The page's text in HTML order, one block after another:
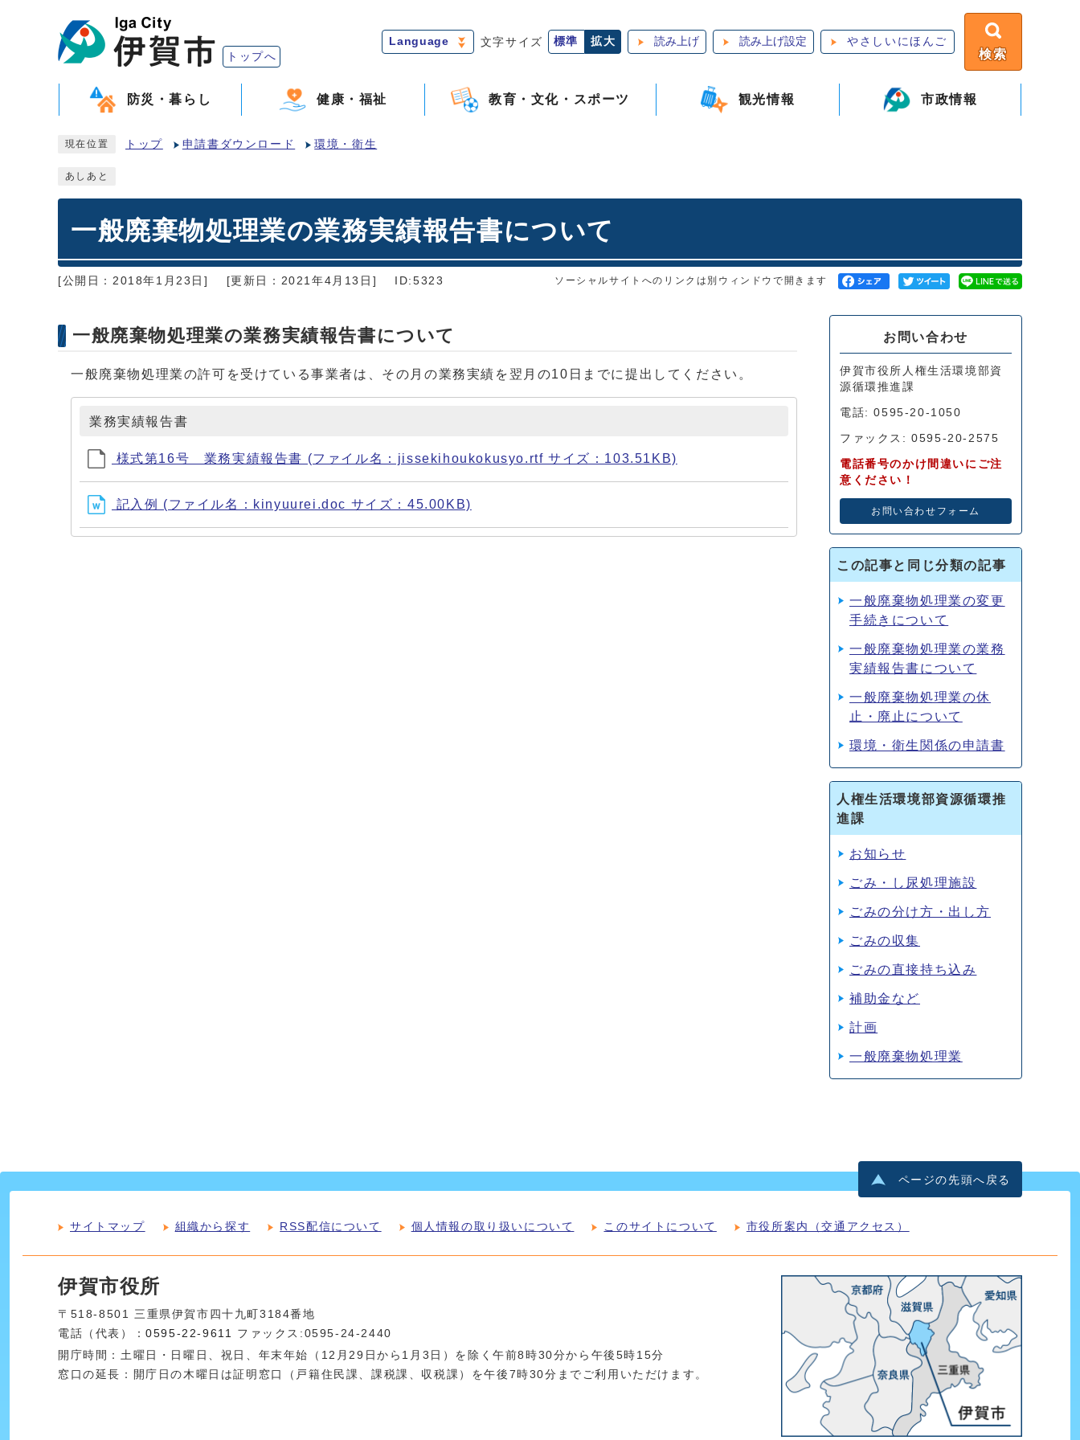
トップへ
Language 文字サイズ 標準 拡大 読み上げ 読み上げ設定 やさしいにほんご
検索
防災・暮らし 健康・福祉 教育・文化・スポーツ 観光情報 市政情報
現在位置 トップ 申請書ダウンロード 環境・衛生
あしあと
一般廃棄物処理業の業務実績報告書について
[公開日：2018年1月23日] [更新日：2021年4月13日] ID:5323 ソーシャルサイトへのリンクは別ウィンドウで開きます
一般廃棄物処理業の業務実績報告書について
一般廃棄物処理業の許可を受けている事業者は、その月の業務実績を翌月の10日までに提出してください。
業務実績報告書
様式第16号 業務実績報告書 (ファイル名：jissekihoukokusyo.rtf サイズ：103.51KB)
記入例 (ファイル名：kinyuurei.doc サイズ：45.00KB)
お問い合わせ
伊賀市役所人権生活環境部資
源循環推進課
電話: 0595-20-1050
ファックス: 0595-20-2575
電話番号のかけ間違いにご注
意ください！
お問い合わせフォーム
この記事と同じ分類の記事
一般廃棄物処理業の変更
手続きについて
一般廃棄物処理業の業務
実績報告書について
一般廃棄物処理業の休
止・廃止について
環境・衛生関係の申請書
人権生活環境部資源循環推
進課
お知らせ
ごみ・し尿処理施設
ごみの分け方・出し方
ごみの収集
ごみの直接持ち込み
補助金など
計画
一般廃棄物処理業
ページの先頭へ戻る
サイトマップ 組織から探す RSS配信について 個人情報の取り扱いについて このサイトについて 市役所案内（交通アクセス）
伊賀市役所
〒518-8501 三重県伊賀市四十九町3184番地
電話（代表）：0595-22-9611 ファックス:0595-24-2440
開庁時間：土曜日・日曜日、祝日、年末年始（12月29日から1月3日）を除く午前8時30分から午後5時15分
窓口の延長：開庁日の木曜日は証明窓口（戸籍住民課、課税課、収税課）を午後7時30分までご利用いただけます。